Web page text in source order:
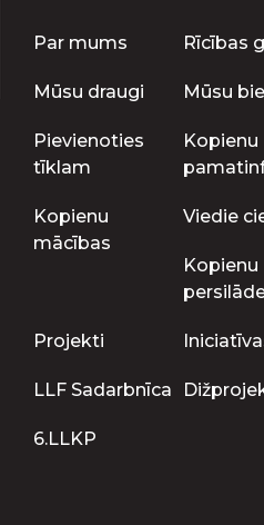
Par mums Rīcības
Mūsu draugi Mūsu
Pievienoties
tīklam
Kopienu
Kopienu
mācības
Viedie
Kopienu
Projekti
LLF Sadarbnīca
6.LLKP